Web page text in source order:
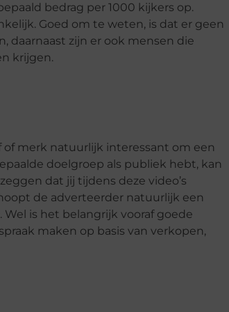
bedrag per 1000 kijkers op.
Goed om te weten, is dat er geen
daarnaast zijn er ook mensen die
krijgen.
of merk natuurlijk interessant om een
doelgroep als publiek hebt, kan
dat jij tijdens deze video’s
de adverteerder natuurlijk een
is het belangrijk vooraf goede
maken op basis van verkopen,